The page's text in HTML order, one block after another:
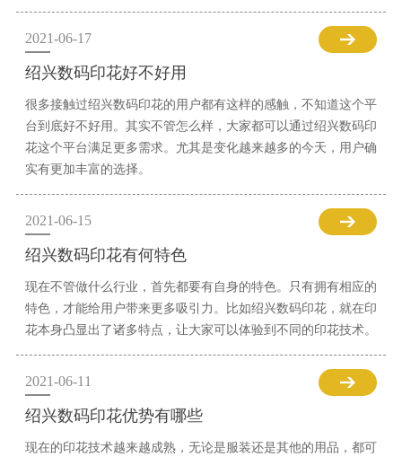
2021-06-17
绍兴数码印花好不好用
很多接触过绍兴数码印花的用户都有这样的感触，不知道这个平
台到底好不好用。其实不管怎么样，大家都可以通过绍兴数码印
花这个平台满足更多需求。尤其是变化越来越多的今天，用户确
实有更加丰富的选择。
2021-06-15
绍兴数码印花有何特色
现在不管做什么行业，首先都要有自身的特色。只有拥有相应的
特色，才能给用户带来更多吸引力。比如绍兴数码印花，就在印
花本身凸显出了诸多特点，让大家可以体验到不同的印花技术。
2021-06-11
绍兴数码印花优势有哪些
现在的印花技术越来越成熟，无论是服装还是其他的用品，都可